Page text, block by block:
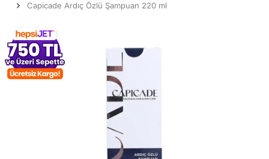
Capicade Ardıç Özlü Şampuan 220 ml